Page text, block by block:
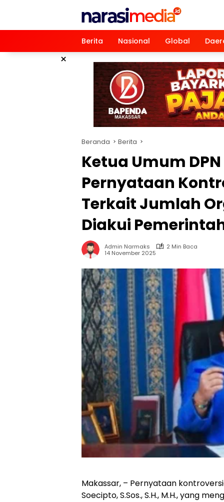
Berita
Nasional Global
×
Beranda Berita
Ketua Umum
Pernyataan
Terkait Jumlah
Diakui
Admin Narmaks
2 Min Baca
14 November 2025
Makassar, – Pernyataan
Soecipto, S.Sos., S.H., M.H., yang